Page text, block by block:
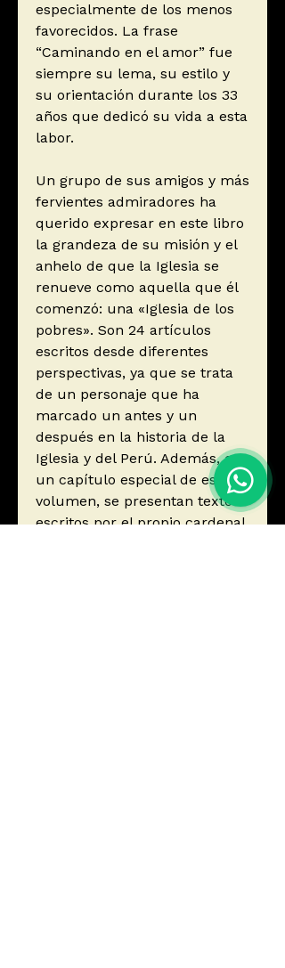
especialmente de los menos
favorecidos. La frase
“Caminando en el amor” fue
siempre su lema, su estilo y
su orientación durante los 33
años que dedicó su vida a esta
labor.
Un grupo de sus amigos y más
fervientes admiradores ha
querido expresar en este libro
la grandeza de su misión y el
anhelo de que la Iglesia se
renueve como aquella que él
comenzó: una «Iglesia de los
pobres». Son 24 artículos
escritos desde diferentes
perspectivas, ya que se trata
de un personaje que ha
marcado un antes y un
después en la historia de la
Iglesia y del Perú. Además, en
un capítulo especial de este
volumen, se presentan textos
escritos por el propio cardenal